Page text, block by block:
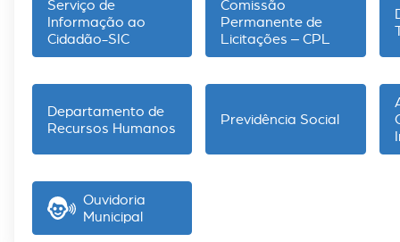
Serviço de
Informação ao
Cidadão-SIC
Comissão
Permanente de
Licitações – CPL
Departamento de
Recursos Humanos
Previdência Social
Ouvidoria
Municipal